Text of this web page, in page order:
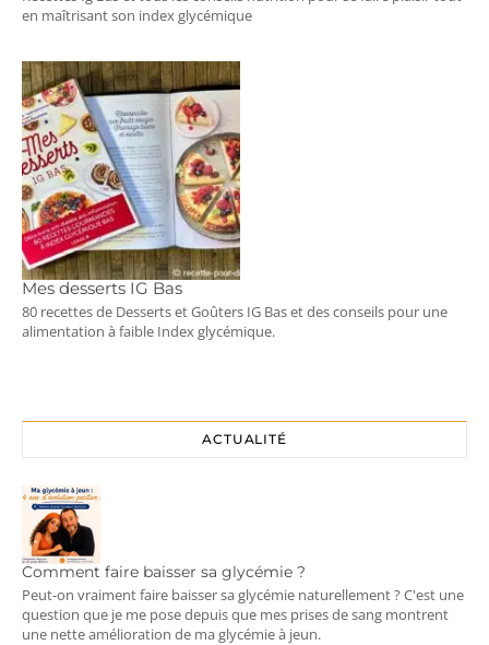
en maîtrisant son index glycémique
Mes desserts IG Bas
80 recettes de Desserts et Goûters IG Bas et des conseils pour une
alimentation à faible Index glycémique.
ACTUALITÉ
Comment faire baisser sa glycémie ?
Peut-on vraiment faire baisser sa glycémie naturellement ? C'est une
question que je me pose depuis que mes prises de sang montrent
une nette amélioration de ma glycémie à jeun.